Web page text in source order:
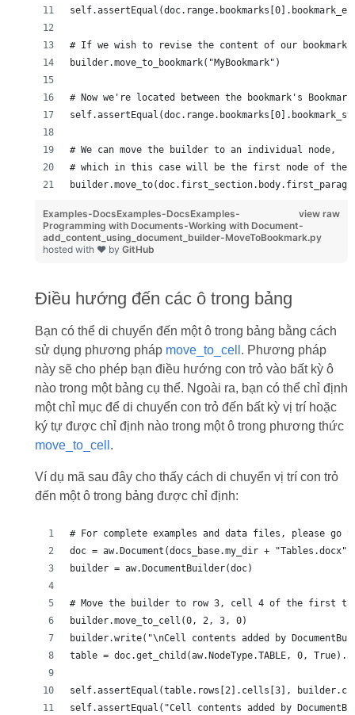
# If we wish to revise the content of our
builder.move_to_bookmark("MyBookmark")
# Now we're located between the bookmark's
# We can move the builder to an individual node,
# which in this case will be the first node of
view raw
Examples-DocsExamples-DocsExamples-
Programming with Documents-Working with Document-
add_content_using_document_builder-MoveToBookmark.py
hosted with ❤ by GitHub
Điều hướng đến các ô trong bảng
Bạn có thể di chuyển đến một ô trong bảng bằng cách
sử dụng phương pháp move_to_cell . Phương pháp
này sẽ cho phép bạn điều hướng con trỏ vào bất kỳ ô
nào trong một bảng cụ thể. Ngoài ra, bạn có thể chỉ định
một chỉ mục để di chuyển con trỏ đến bất kỳ vị trí hoặc
ký tự được chỉ định nào trong một ô trong phương thức
move_to_cell .
Ví dụ mã sau đây cho thấy cách di chuyển vị trí con trỏ
đến một ô trong bảng được chỉ định:
# For complete examples and data files, please go
doc = aw.Document(docs_base.my_dir + "Tables.docx")
builder = aw.DocumentBuilder(doc)
# Move the builder to row 3, cell 4 of the first
builder.move_to_cell(0, 2, 3, 0)
builder.write("\nCell contents added by
table = doc.get_child(aw.NodeType.TABLE, 0,
self.assertEqual(table.rows[2].cells[3],
self.assertEqual("Cell contents added by